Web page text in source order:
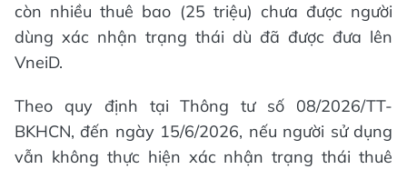
còn nhiều thuê bao (25 triệu) chưa được người
dùng xác nhận trạng thái dù đã được đưa lên
VneiD.
Theo quy định tại Thông tư số 08/2026/TT-
BKHCN, đến ngày 15/6/2026, nếu người sử dụng
vẫn không thực hiện xác nhận trạng thái thuê